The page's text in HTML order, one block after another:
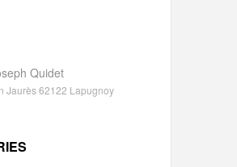
Quidet
Jaurès 62122 Lapugnoy